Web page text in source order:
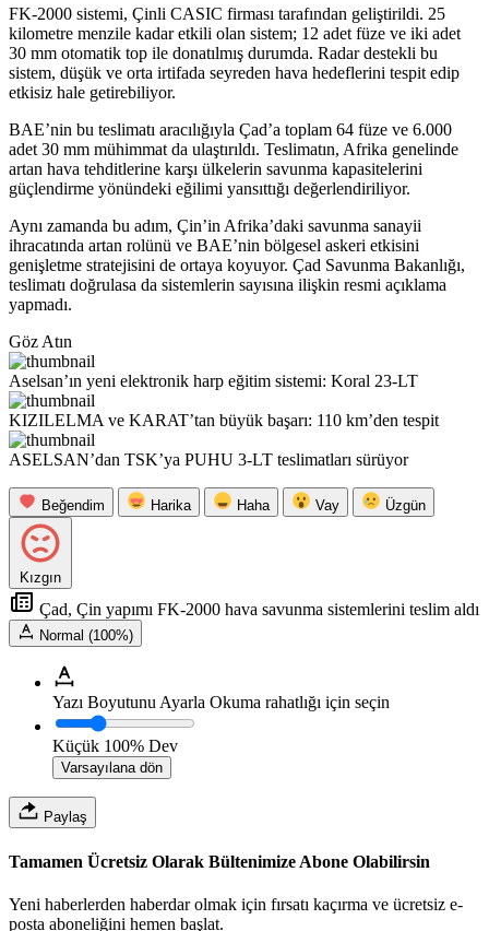
FK-2000 sistemi, Çinli CASIC firması tarafından geliştirildi. 25
kilometre menzile kadar etkili olan sistem; 12 adet füze ve iki adet
30 mm otomatik top ile donatılmış durumda. Radar destekli bu
sistem, düşük ve orta irtifada seyreden hava hedeflerini tespit edip
etkisiz hale getirebiliyor.
BAE’nin bu teslimatı aracılığıyla Çad’a toplam 64 füze ve 6.000
adet 30 mm mühimmat da ulaştırıldı. Teslimatın, Afrika genelinde
artan hava tehditlerine karşı ülkelerin savunma kapasitelerini
güçlendirme yönündeki eğilimi yansıttığı değerlendiriliyor.
Aynı zamanda bu adım, Çin’in Afrika’daki savunma sanayii
ihracatında artan rolünü ve BAE’nin bölgesel askeri etkisini
genişletme stratejisini de ortaya koyuyor. Çad Savunma Bakanlığı,
teslimatı doğrulasa da sistemlerin sayısına ilişkin resmi açıklama
yapmadı.
Göz Atın
Aselsan’ın yeni elektronik harp eğitim sistemi: Koral 23-LT
KIZILELMA ve KARAT’tan büyük başarı: 110 km’den tespit
ASELSAN’dan TSK’ya PUHU 3-LT teslimatları sürüyor
Beğendim Harika Haha Vay Üzgün
Kızgın
Çad, Çin yapımı FK-2000 hava savunma sistemlerini teslim aldı
Normal (100%)
Yazı Boyutunu Ayarla Okuma rahatlığı için seçin
Küçük 100% Dev
Varsayılana dön
Paylaş
Tamamen Ücretsiz Olarak Bültenimize Abone Olabilirsin
Yeni haberlerden haberdar olmak için fırsatı kaçırma ve ücretsiz e-
posta aboneliğini hemen başlat.